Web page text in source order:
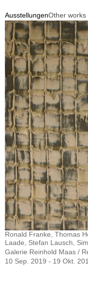
AusstellungenOther
Ronald Franke, Thomas
Laade, Stefan Lausch,
Galerie Reinhold Maas /
10 Sep. 2019 - 19 Okt.